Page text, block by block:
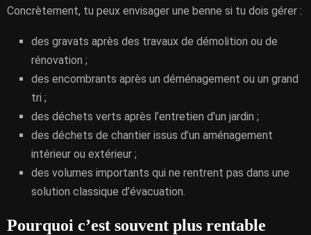
Concrètement, tu peux envisager une benne si tu dois gérer :
des gravats après des travaux de démolition ou de
rénovation ;
des encombrants après un déménagement ou un grand
tri ;
des déchets verts après l’entretien d’un jardin ;
des déchets de chantier issus d’un aménagement
intérieur ou extérieur ;
des volumes importants qui ne rentrent pas dans une
solution classique d’évacuation.
Pourquoi c’est souvent plus rentable